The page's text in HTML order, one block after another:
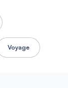
Voyage